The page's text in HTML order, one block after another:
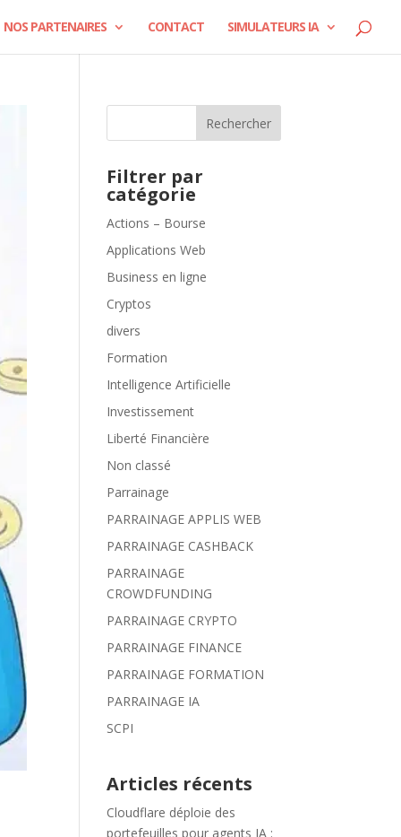
NOS PARTENAIRES CONTACT SIMULATEURS IA
Rechercher
Filtrer par
catégorie
Actions – Bourse
Applications Web
Business en ligne
Cryptos
divers
Formation
Intelligence Artificielle
Investissement
Liberté Financière
Non classé
Parrainage
PARRAINAGE APPLIS WEB
PARRAINAGE CASHBACK
PARRAINAGE
CROWDFUNDING
PARRAINAGE CRYPTO
PARRAINAGE FINANCE
PARRAINAGE FORMATION
PARRAINAGE IA
SCPI
Articles récents
Cloudflare déploie des
portefeuilles pour agents IA :